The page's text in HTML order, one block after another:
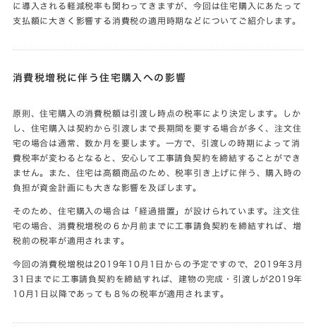
に導入される軽減税率も関わってきますが、今回は住宅購入にあたって
支払額に大きく影響する消費税の適用時期などについてご紹介します。
消費税増税に伴う住宅購入への影響
原則、住宅購入の消費税額は引渡し時点の税率により決定します。しか
し、住宅購入は契約から引渡しまで長期間を要する場合が多く、注文住
宅の場合は通常、数か月を要します。一方で、引渡しの時期によって消
費税率が変わるとなると、安心して工事請負契約を締結することができ
ません。また、住宅は高額商品のため、税率引き上げに伴う、購入時の
負担が資金計画にも大きな影響を及ぼします。
そのため、住宅購入の場合は「経過措置」が設けられています。注文住
宅の場合、消費税増税の６か月前までに工事請負契約を締結すれば、増
税前の税率が適用されます。
今回の消費税増税は2019年10月1日からの予定ですので、2019年3月
31日までに工事請負契約を締結すれば、建物の完成・引渡しが2019年
10月1日以降であっても８％の税率が適用されます。